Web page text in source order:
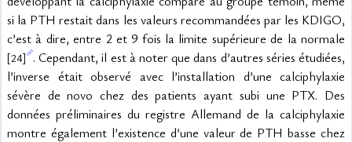
si la PTH restait dans les valeurs recommandées par les KDIGO,
[24] . Cependant, il est à noter que dans d’autres séries étudiées,
l’inverse était observé avec l’installation d’une calciphylaxie
sévère de novo chez des patients ayant subi une PTX. Des
données préliminaires du registre Allemand de la calciphylaxie
montre également l’existence d’une valeur de PTH basse chez